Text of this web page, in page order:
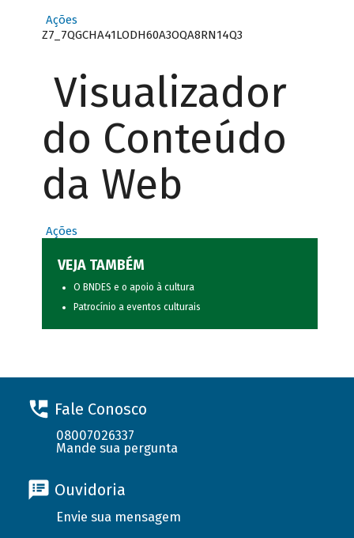
Ações
Z7_7QGCHA41LODH60A3OQA8RN14Q3
Visualizador
do Conteúdo
da Web
Ações
VEJA TAMBÉM
O BNDES e o apoio à cultura
Patrocínio a eventos culturais
Fale Conosco
08007026337
Mande sua pergunta
Ouvidoria
Envie sua mensagem